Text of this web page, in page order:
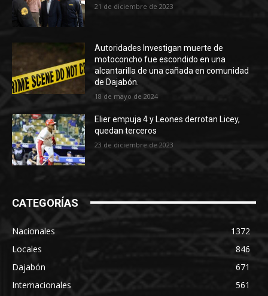
21 de diciembre de 2023
Autoridades Investigan muerte de
motoconcho fue escondido en una
alcantarilla de una cañada en comunidad
de Dajabón.
18 de mayo de 2024
Elier empuja 4 y Leones derrotan Licey,
quedan terceros
23 de diciembre de 2023
CATEGORÍAS
Nacionales
1372
Locales
846
Dajabón
671
Internacionales
561